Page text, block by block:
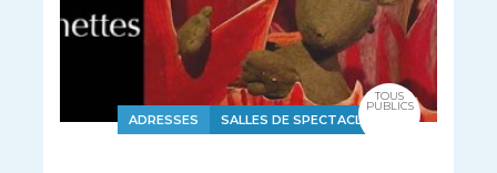
ADRESSES SALLES DE SPECTACLE
TOUS
PUBLICS